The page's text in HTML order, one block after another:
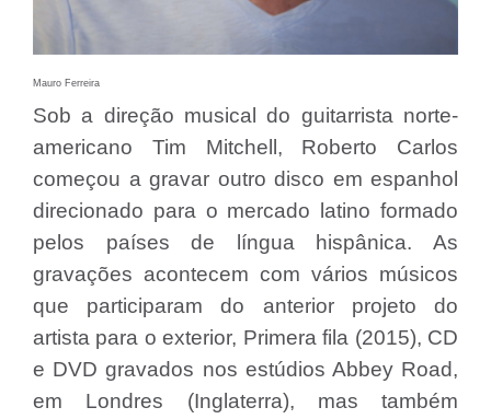
Mauro Ferreira
Sob a direção musical do guitarrista norte-
americano Tim Mitchell, Roberto Carlos
começou a gravar outro disco em espanhol
direcionado para o mercado latino formado
pelos países de língua hispânica. As
gravações acontecem com vários músicos
que participaram do anterior projeto do
artista para o exterior, Primera fila (2015), CD
e DVD gravados nos estúdios Abbey Road,
em Londres (Inglaterra), mas também